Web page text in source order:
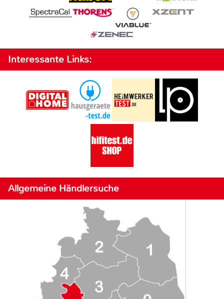
Interessante Links:
Allgemeine Händlersuche